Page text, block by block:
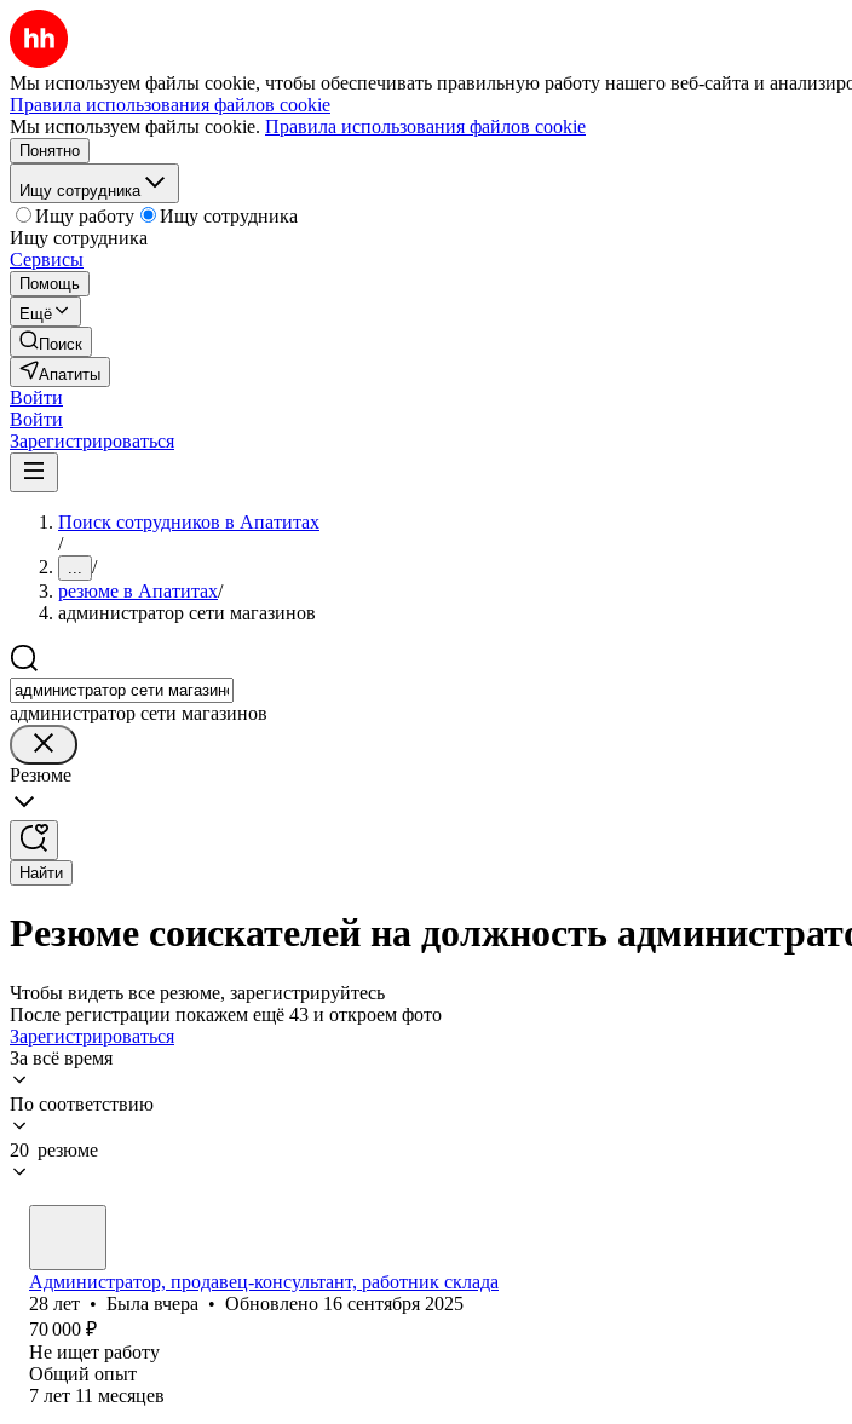
Мы используем файлы cookie, чтобы обеспечивать правильную работу нашего веб-сайта и
Правила использования файлов cookie
Мы используем файлы cookie. Правила использования файлов cookie
Понятно
Ищу сотрудника
Ищу работу
Ищу сотрудника
Ищу сотрудника
Сервисы
Помощь
Ещё
Поиск
Апатиты
Войти
Войти
Зарегистрироваться
Поиск сотрудников в Апатитах
/
... /
резюме в Апатитах/
администратор сети магазинов
администратор сети магазинов
Резюме
Найти
Резюме соискателей на должность
Чтобы видеть все резюме, зарегистрируйтесь
После регистрации покажем ещё 43 и откроем фото
Зарегистрироваться
За всё время
По соответствию
20 резюме
Администратор, продавец-консультант, работник склада
28 лет • Была вчера • Обновлено 16 сентября 2025
70 000 ₽
Не ищет работу
Общий опыт
7 лет 11 месяцев